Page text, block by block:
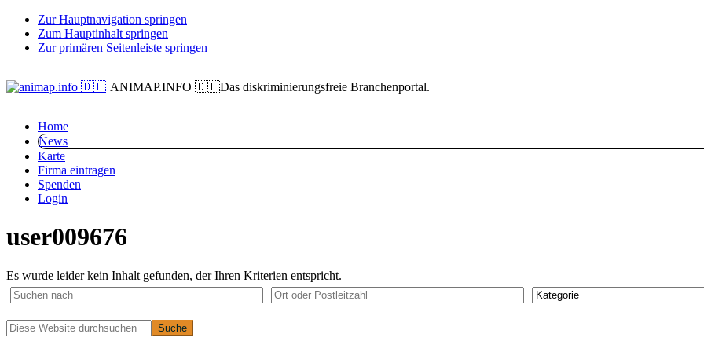
Zur Hauptnavigation springen
Zum Hauptinhalt springen
Zur primären Seitenleiste springen
ANIMAP.INFO 🇩🇪Das diskriminierungsfreie Branchenportal.
Home
News
Karte
Firma eintragen
Spenden
Login
user009676
Es wurde leider kein Inhalt gefunden, der Ihren Kriterien entspricht.
Primäre
Diese
Website